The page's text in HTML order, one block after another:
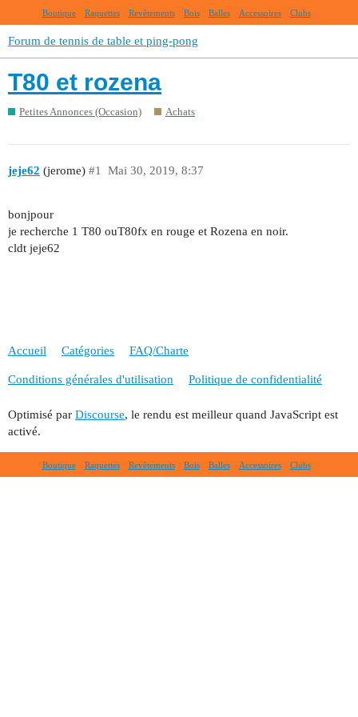
Boutique Raquettes Revêtements Bois Balles Accessoires Clubs
Forum de tennis de table et ping-pong
T80 et rozena
Petites Annonces (Occasion) Achats
jeje62 (jerome) Mai 30, 2019, 8:37
#1
bonjpour
je recherche 1 T80 ouT80fx en rouge et Rozena en noir.
cldt jeje62
Accueil Catégories FAQ/Charte
Conditions générales d'utilisation Politique de confidentialité
Optimisé par Discourse, le rendu est meilleur quand JavaScript est
activé.
Boutique Raquettes Revêtements Bois Balles Accessoires Clubs